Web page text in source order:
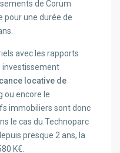
de Corum
pour une durée de
avec les rapports
investissement
locative de
ou encore le
immobiliers sont donc
le cas du Technoparc
presque 2 ans, la
K€.